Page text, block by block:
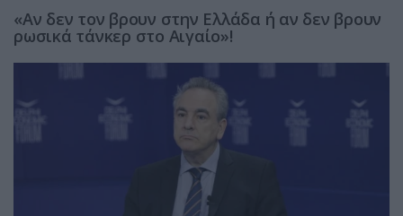
«Αν δεν τον βρουν στην Ελλάδα ή αν δεν βρουν
ρωσικά τάνκερ στο Αιγαίο»!